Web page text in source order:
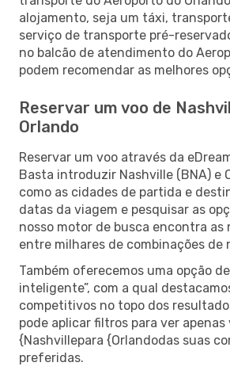
alojamento, seja um táxi,
serviço de transporte pré-
no balcão de atendimento do
podem recomendar as melhores
Reservar um voo de
Orlando
Reservar um voo através da
Basta introduzir Nashville (BNA) e
como as cidades de partida e
datas da viagem e pesquisar as
nosso motor de busca encontra
entre milhares de combinações de
Também oferecemos uma opção
inteligente”, com a qual
competitivos no topo dos
pode aplicar filtros para ver apenas
{Nashvillepara {Orlandodas suas
preferidas.